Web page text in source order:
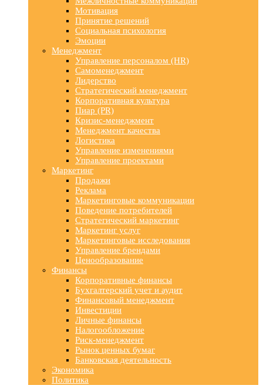
Мотивация
Принятие решений
Социальная психология
Эмоции
Менеджмент
Управление персоналом (HR)
Самоменеджмент
Лидерство
Стратегический менеджмент
Корпоративная культура
Пиар (PR)
Кризис-менеджмент
Менеджмент качества
Логистика
Управление изменениями
Управление проектами
Маркетинг
Продажи
Реклама
Маркетинговые коммуникации
Поведение потребителей
Стратегический маркетинг
Маркетинг услуг
Маркетинговые исследования
Управление брендами
Ценообразование
Финансы
Корпоративные финансы
Бухгалтерский учет и аудит
Финансовый менеджмент
Инвестиции
Личные финансы
Налогообложение
Риск-менеджмент
Рынок ценных бумаг
Банковская деятельность
Экономика
Политика